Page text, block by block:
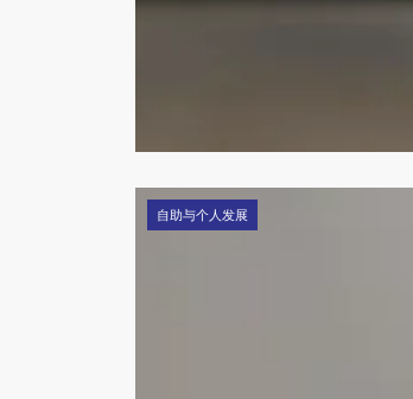
自助与个人发展